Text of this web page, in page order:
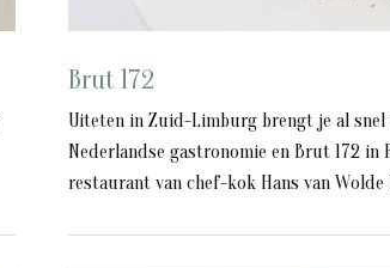
Brut 172
Uiteten in Zuid-Limburg brengt je al
Nederlandse gastronomie en Brut 172 in
restaurant van chef-kok Hans van Wolde